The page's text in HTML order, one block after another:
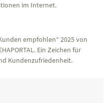
im Internet.
empfohlen“ 2025 von
Ein Zeichen für
Kundenzufriedenheit.